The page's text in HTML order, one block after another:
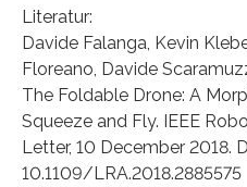
Literatur:
Davide Falanga, Kevin
Floreano, Davide
The Foldable Drone: A
Squeeze and Fly. IEEE
Letter, 10 December 2018.
10.1109/LRA.2018.2885575